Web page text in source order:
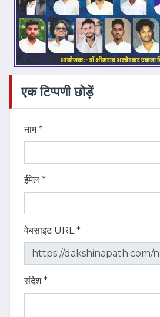
एक टिप्पणी छोड़ें
नाम *
ईमेल *
वेबसाइट URL *
संदेश *